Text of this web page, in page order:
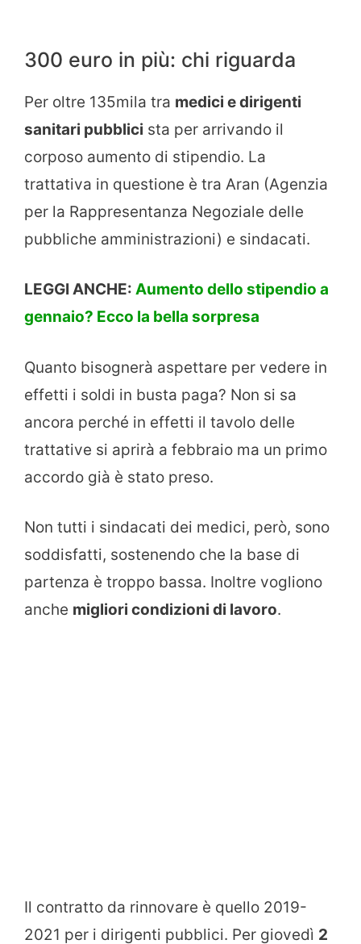
300 euro in più: chi riguarda
Per oltre 135mila tra medici e dirigenti
sanitari pubblici sta per arrivando il
corposo aumento di stipendio. La
trattativa in questione è tra Aran (Agenzia
per la Rappresentanza Negoziale delle
pubbliche amministrazioni) e sindacati.
LEGGI ANCHE: Aumento dello stipendio a
gennaio? Ecco la bella sorpresa
Quanto bisognerà aspettare per vedere in
effetti i soldi in busta paga? Non si sa
ancora perché in effetti il tavolo delle
trattative si aprirà a febbraio ma un primo
accordo già è stato preso.
Non tutti i sindacati dei medici, però, sono
soddisfatti, sostenendo che la base di
partenza è troppo bassa. Inoltre vogliono
anche migliori condizioni di lavoro.
Il contratto da rinnovare è quello 2019-
2021 per i dirigenti pubblici. Per giovedì 2